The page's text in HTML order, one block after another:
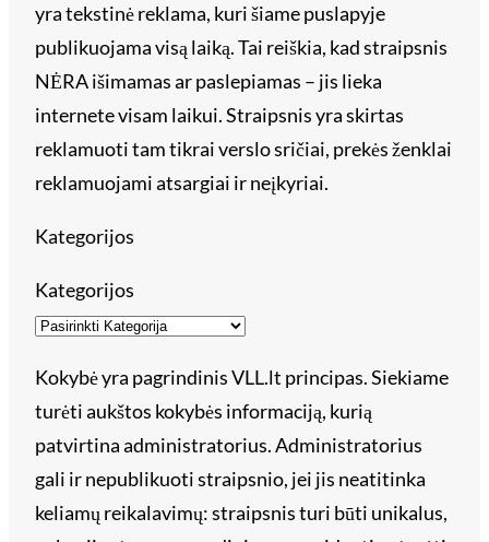
yra tekstinė reklama, kuri šiame puslapyje
publikuojama visą laiką. Tai reiškia, kad straipsnis
NĖRA išimamas ar paslepiamas – jis lieka
internete visam laikui. Straipsnis yra skirtas
reklamuoti tam tikrai verslo sričiai, prekės ženklai
reklamuojami atsargiai ir neįkyriai.
Kategorijos
Kategorijos
Kokybė yra pagrindinis VLL.lt principas. Siekiame
turėti aukštos kokybės informaciją, kurią
patvirtina administratorius. Administratorius
gali ir nepublikuoti straipsnio, jei jis neatitinka
keliamų reikalavimų: straipsnis turi būti unikalus,